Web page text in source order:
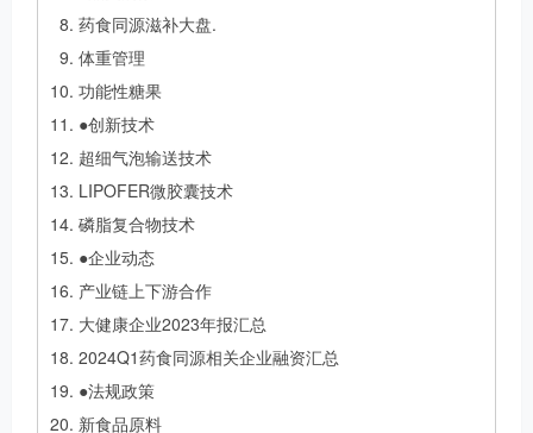
药食同源滋补大盘.
体重管理
功能性糖果
●创新技术
超细气泡输送技术
LIPOFER微胶囊技术
磷脂复合物技术
●企业动态
产业链上下游合作
大健康企业2023年报汇总
2024Q1药食同源相关企业融资汇总
●法规政策
新食品原料